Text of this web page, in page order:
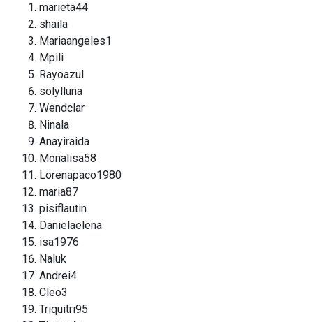
marieta44
shaila
Mariaangeles1
Mpili
Rayoazul
solylluna
Wendclar
Ninala
Anayiraida
Monalisa58
Lorenapaco1980
maria87
pisiflautin
Danielaelena
isa1976
Naluk
Andrei4
Cleo3
Triquitri95